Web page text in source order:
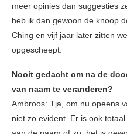
meer opinies dan suggesties
heb ik dan gewoon de knoop
Ching en vijf jaar later zitten
opgescheept.
Nooit gedacht om na de
van naam te veranderen?
Ambroos: Tja, om nu opeens
niet zo evident. Er is ook